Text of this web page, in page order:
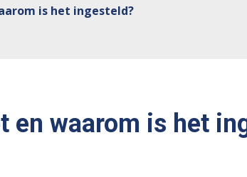
is het ingesteld?
en waarom is het